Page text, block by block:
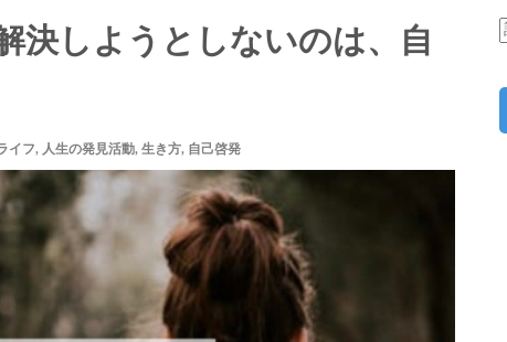
決しようとしないのは、自
イフ, 人生の発見活動, 生き方, 自己啓発